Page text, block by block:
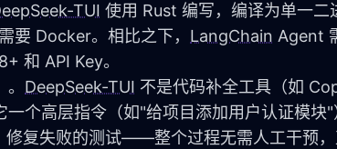
TUI 使用 Rust 编写，编译为单一
要 Docker。相比之下， LangChain Agent
和 API Key。
DeepSeek-TUI 不是代码补全工具（如
个高层指令（如"给项目添加用户认证模块
修复失败的测试——整个过程无需人工干预